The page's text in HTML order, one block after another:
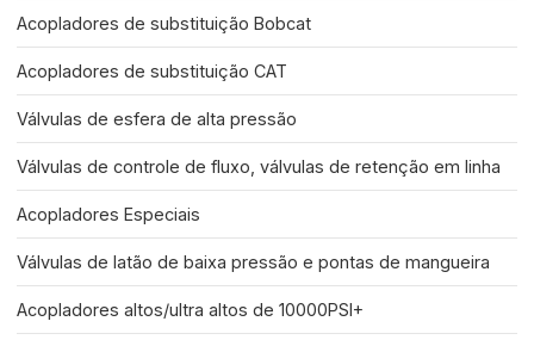
Acopladores de substituição Bobcat
Acopladores de substituição CAT
Válvulas de esfera de alta pressão
Válvulas de controle de fluxo, válvulas de retenção em linha
Acopladores Especiais
Válvulas de latão de baixa pressão e pontas de mangueira
Acopladores altos/ultra altos de 10000PSI+